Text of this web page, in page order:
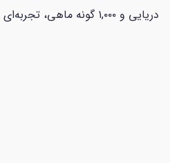
دریایی و ۱,۰۰۰ گونه ماهی، تجربه‌ای خاص و دیدنی ارائه می‌دهد.